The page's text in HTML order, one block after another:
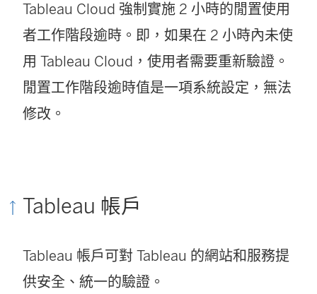
Tableau Cloud 強制實施 2 小時的閒置使用
者工作階段逾時。即，如果在 2 小時內未使
用 Tableau Cloud ，使用者需要重新驗證。
閒置工作階段逾時值是一項系統設定，無法
修改。
Tableau 帳戶
Tableau 帳戶可對 Tableau 的網站和服務提
供安全、統一的驗證。